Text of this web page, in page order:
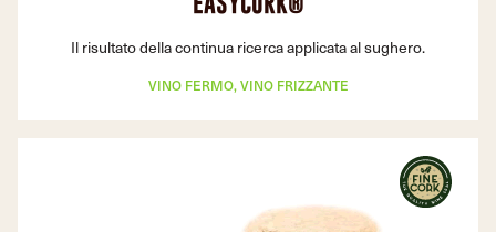
Il risultato della continua ricerca applicata al sughero.
VINO FERMO, VINO FRIZZANTE